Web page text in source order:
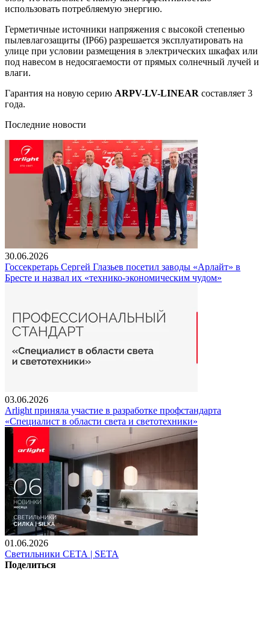
использовать потребляемую энергию.
Герметичные источники напряжения с высокой степенью
пылевлагозащиты (IP66) разрешается эксплуатировать на
улице при условии размещения в электрических шкафах или
под навесом в недосягаемости от прямых солнечный лучей и
влаги.
Гарантия на новую серию ARPV-LV-LINEAR составляет 3
года.
Последние новости
30.06.2026
Госсекретарь Сергей Глазьев посетил заводы «Арлайт» в
Бресте и назвал их «технико-экономическим чудом»
03.06.2026
Arlight приняла участие в разработке профстандарта
«Специалист в области света и светотехники»
01.06.2026
Светильники СЕТА | SETA
Поделиться